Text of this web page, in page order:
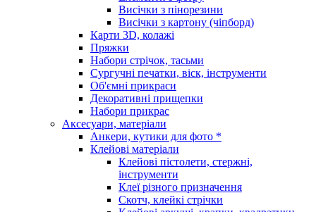
Висічки з пінорезини
Висічки з картону (чіпборд)
Карти 3D, колажі
Пряжки
Набори стрічок, тасьми
Сургучні печатки, віск, інструменти
Об'ємні прикраси
Декоративні прищепки
Набори прикрас
Аксесуари, матеріали
Анкери, кутики для фото *
Клейові матеріали
Клейові пістолети, стержні,
інструменти
Клеї різного призначення
Скотч, клейкі стрічки